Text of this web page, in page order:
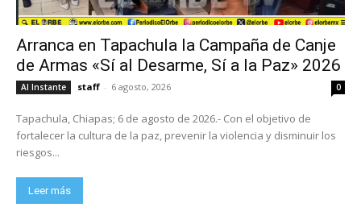
Arranca en Tapachula la Campaña de Canje
de Armas «Sí al Desarme, Sí a la Paz» 2026
Al Instante staff - 6 agosto, 2026 0
Tapachula, Chiapas; 6 de agosto de 2026.- Con el objetivo de
fortalecer la cultura de la paz, prevenir la violencia y disminuir los
riesgos...
Leer más